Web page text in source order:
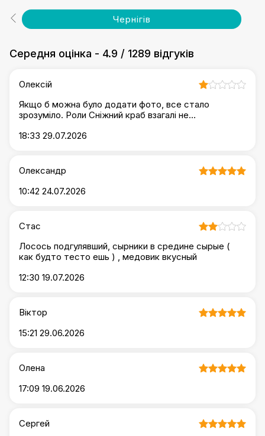
Чернігів
Середня оцінка - 4.9 / 1289 відгуків
Олексій
Якщо б можна було додати фото, все стало
зрозуміло. Роли Сніжний краб взагалі не
салату......
18:33 29.07.2026
Олександр
10:42 24.07.2026
Стас
Лосось подгулявший, сырники в средине сырые (
как будто тесто ешь ) , медовик вкусный
12:30 19.07.2026
Віктор
15:21 29.06.2026
Олена
17:09 19.06.2026
Сергей